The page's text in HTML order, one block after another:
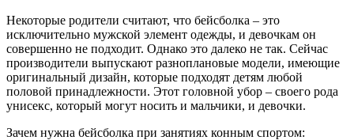
Некоторые родители считают, что бейсболка – это
исключительно мужской элемент одежды, и девочкам он
совершенно не подходит. Однако это далеко не так. Сейчас
производители выпускают разноплановые модели, имеющие
оригинальный дизайн, которые подходят детям любой
половой принадлежности. Этот головной убор – своего рода
унисекс, который могут носить и мальчики, и девочки.
Зачем нужна бейсболка при занятиях конным спортом: